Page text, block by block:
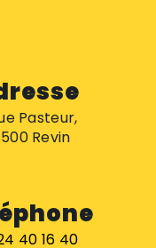
Pasteur,
Revin
40 16 40